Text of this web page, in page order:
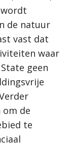
de natuur
vast dat
waar
geen
de
te